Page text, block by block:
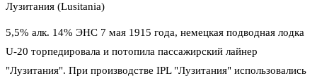
Лузитания (Lusitania)
5,5% алк. 14% ЭНС 7 мая 1915 года, немецкая подводная лодка
U-20 торпедировала и потопила пассажирский лайнер
"Лузитания". При производстве IPL "Лузитания" использовались